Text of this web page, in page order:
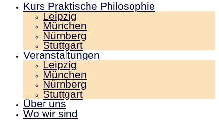
Kurs Praktische Philosophie
Leipzig
München
Nürnberg
Stuttgart
Veranstaltungen
Leipzig
München
Nürnberg
Stuttgart
Über uns
Wo wir sind